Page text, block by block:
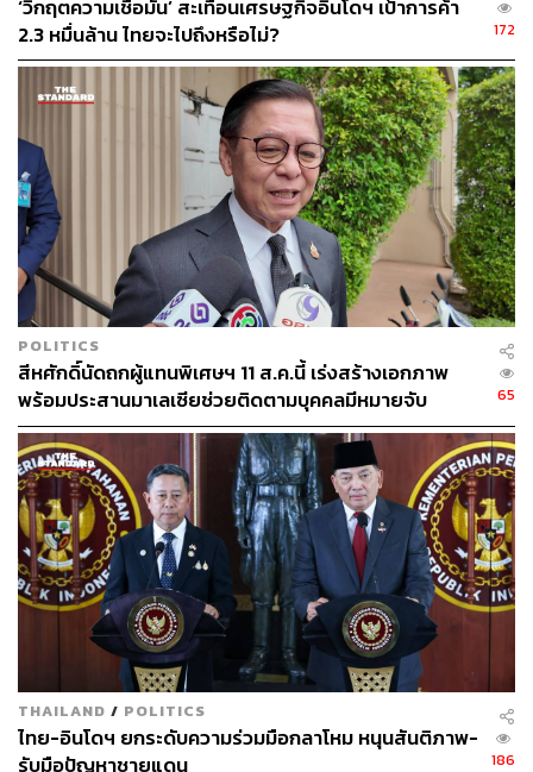
d-news/indonesia-says-to-increase-us-imports-lower
-orders-from-other-countries/amp_articleshow/12039
8956.cms
https://en.antaranews.com/news/352165/indonesia-u
s-target-completion-of-tariff-talks-within-60-days
สามารถติดตาม THE STANDARD WEALTH
ผ่านแอปพลิเคชันต่างๆ ที่คุณสะดวกหรือใช้งานอยู่แล้วได้เลย
TAGS: เศรษฐกิจอินโดนีเซีย นิกเกิล
เศรษฐกิจอาเซียน
Trump 2.0
เหมืองแร่นิกเกิล
ภาษีตอบโต้
Reciprocal Tariffs
TARIFF WAR
Indonesia
ภาษีสินค้านำเข้า
234
‘วิกฤตความเชื่อมั่น’ สะเทือนเศรษฐกิจอินโดฯ เป้าการค้า
2.3 หมื่นล้าน ไทยจะไปถึงหรือไม่?
172
POLITICS
สีหศักดิ์นัดถกผู้แทนพิเศษฯ 11 ส.ค.นี้ เร่งสร้างเอกภาพ
พร้อมประสานมาเลเซียช่วยติดตามบุคคลมีหมายจับ
65
THAILAND / POLITICS
ไทย-อินโดฯ ยกระดับความร่วมมือกลาโหม หนุนสันติภาพ-
รับมือปัญหาชายแดน
186